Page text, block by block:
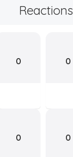
Reactions
0 0
0 0